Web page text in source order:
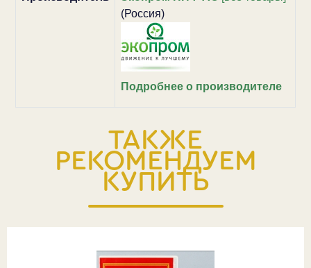
(Россия)
Подробнее о производителе
ТАКЖЕ
РЕКОМЕНДУЕМ
КУПИТЬ